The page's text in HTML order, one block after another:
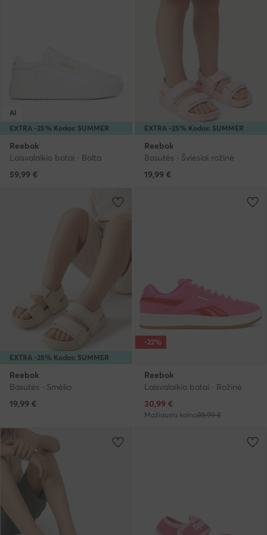
EXTRA -25% Kodas: SUMMER
AI
Reebok
Laisvalaikio batai · Balta
59,99 €
EXTRA -25% Kodas: SUMMER
Reebok
Basutės · Šviesiai rožinė
19,99 €
EXTRA -25% Kodas: SUMMER
Reebok
Basutės · Smėlio
19,99 €
-22%
Reebok
Laisvalaikio batai · Rožinė
Dabartinė kaina
30,99 €
Mažiausia kaina39,99 €